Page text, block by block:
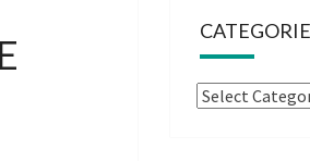
Categories